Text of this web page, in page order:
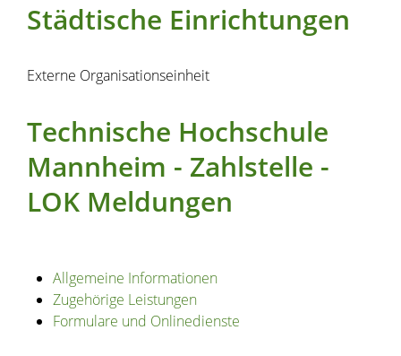
Städtische Einrichtungen
Externe Organisationseinheit
Technische Hochschule
Mannheim - Zahlstelle -
LOK Meldungen
Allgemeine Informationen
Zugehörige Leistungen
Formulare und Onlinedienste